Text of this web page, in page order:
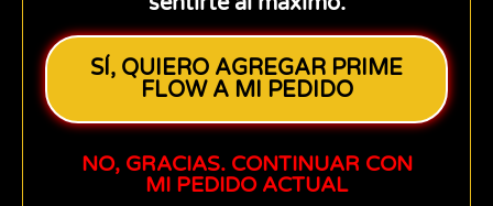
SÍ, QUIERO AGREGAR PRIME
FLOW A MI PEDIDO
NO, GRACIAS. CONTINUAR CON
MI PEDIDO ACTUAL